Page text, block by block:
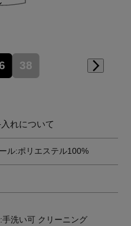
38
れについて
ル:ポリエステル100%
洗い可 クリーニング